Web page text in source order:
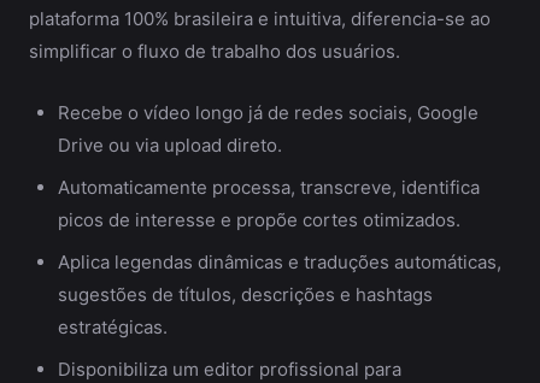
plataforma 100% brasileira e intuitiva, diferencia-se ao
simplificar o fluxo de trabalho dos usuários.
Recebe o vídeo longo já de redes sociais, Google
Drive ou via upload direto.
Automaticamente processa, transcreve, identifica
picos de interesse e propõe cortes otimizados.
Aplica legendas dinâmicas e traduções automáticas,
sugestões de títulos, descrições e hashtags
estratégicas.
Disponibiliza um editor profissional para